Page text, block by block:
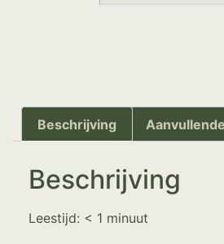
Beschrijving
Beschrijving
Leestijd: < 1 minuut